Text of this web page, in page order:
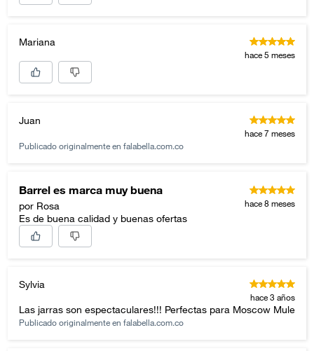
Mariana
hace 5 meses
Juan
hace 7 meses
Publicado originalmente en falabella.com.co
Barrel es marca muy buena
por Rosa hace 8 meses
Es de buena calidad y buenas ofertas
Sylvia
hace 3 años
Las jarras son espectaculares!!! Perfectas para Moscow Mule
Publicado originalmente en falabella.com.co